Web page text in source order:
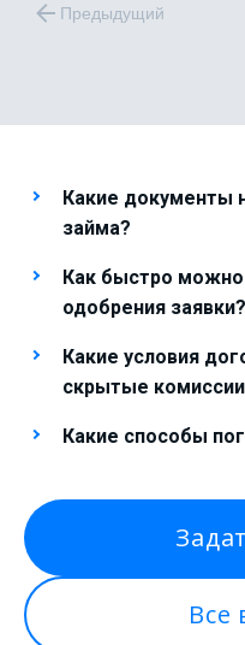
Предыдущий
Какие документы
займа?
Как быстро можно
одобрения заявки?
Какие условия
скрытые
Какие способы
Все